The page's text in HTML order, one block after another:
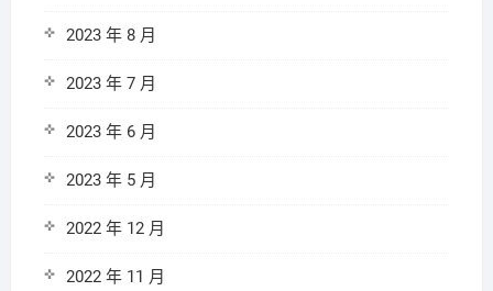
2023 年 8 月
2023 年 7 月
2023 年 6 月
2023 年 5 月
2022 年 12 月
2022 年 11 月